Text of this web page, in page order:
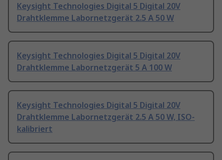
Keysight Technologies Digital 5 Digital 20V
Drahtklemme Labornetzgerät 2.5 A 50 W
Keysight Technologies Digital 5 Digital 20V
Drahtklemme Labornetzgerät 5 A 100 W
Keysight Technologies Digital 5 Digital 20V
Drahtklemme Labornetzgerät 2.5 A 50 W, ISO-
kalibriert